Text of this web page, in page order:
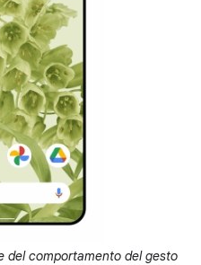
del comportamento del gesto